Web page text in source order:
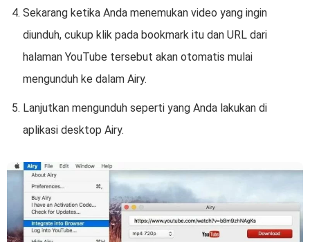
Sekarang ketika Anda menemukan video yang ingin
diunduh, cukup klik pada bookmark itu dan URL dari
halaman YouTube tersebut akan otomatis mulai
mengunduh ke dalam Airy.
Lanjutkan mengunduh seperti yang Anda lakukan di
aplikasi desktop Airy.